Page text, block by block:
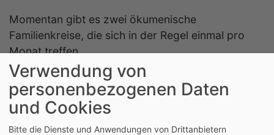
Momentan gibt es zwei ökumenische
Familienkreise, die sich in der Regel einmal pro
Monat treffen.
Der "ältere" der beiden Kreise besteht aus
Familien mit Kindern im Teenager-Alter.
Ansprechpartner ist Claudia Cornell (Kontakt über
Pfarramt 08141/3608-00).
Verwendung von
personenbezogenen Daten
und Cookies
Bitte die Dienste und Anwendungen von Drittanbietern